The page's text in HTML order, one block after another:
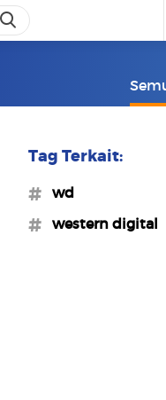
Tag Terkait:
#wd
#western digital